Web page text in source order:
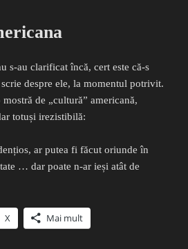
s-au clarificat încă, cert este că-s
despre ele, la momentul potrivit.
de „cultură” americană,
totuși irezistibilă:
ar putea fi făcut oriunde în
… dar poate n-ar ieși atât de
X Mai mult